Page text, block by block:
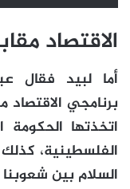
الاقتصاد
أما لبيد فقال
برنامجي
اتخذتها الحكومة
الفلسطينية،
السلام بين شعوبنا